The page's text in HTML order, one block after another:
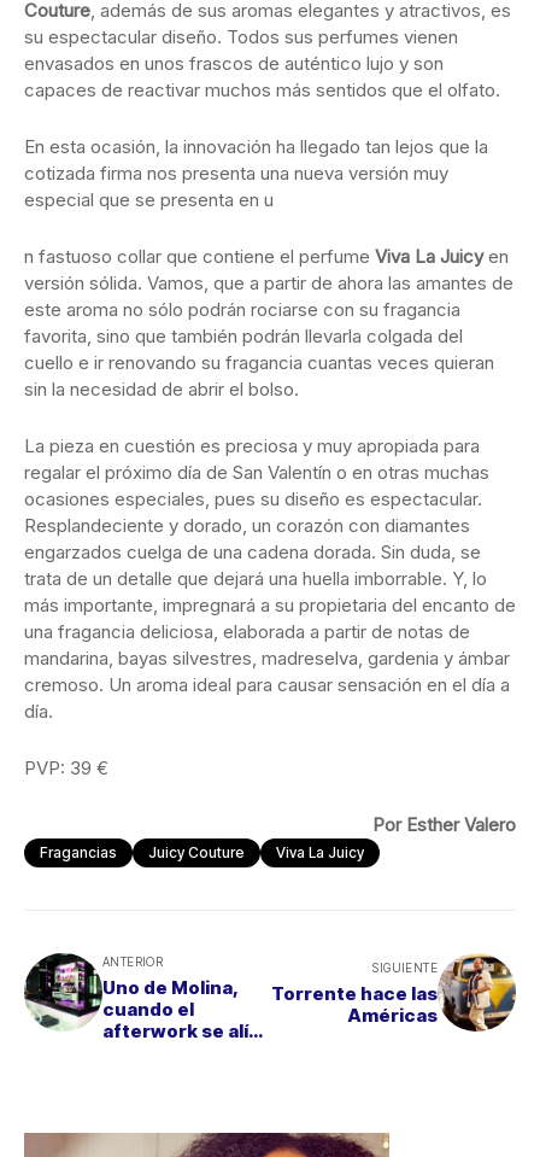
Couture, además de sus aromas elegantes y atractivos, es
su espectacular diseño. Todos sus perfumes vienen
envasados en unos frascos de auténtico lujo y son
capaces de reactivar muchos más sentidos que el olfato.
En esta ocasión, la innovación ha llegado tan lejos que la
cotizada firma nos presenta una nueva versión muy
especial que se presenta en u
n fastuoso collar que contiene el perfume Viva La Juicyen
versión sólida. Vamos, que a partir de ahora las amantes de
este aroma no sólo podrán rociarse con su fragancia
favorita, sino que también podrán llevarla colgada del
cuello e ir renovando su fragancia cuantas veces quieran
sin la necesidad de abrir el bolso.
La pieza en cuestión es preciosa y muy apropiada para
regalar el próximo día de San Valentín o en otras muchas
ocasiones especiales, pues su diseño es espectacular.
Resplandeciente y dorado, un corazón con diamantes
engarzados cuelga de una cadena dorada. Sin duda, se
trata de un detalle que dejará una huella imborrable. Y, lo
más importante, impregnará a su propietaria del encanto de
una fragancia deliciosa, elaborada a partir de notas de
mandarina, bayas silvestres, madreselva, gardenia y ámbar
cremoso. Un aroma ideal para causar sensación en el día a
día.
PVP: 39 €
Por Esther Valero
Fragancias Juicy Couture Viva La Juicy
ANTERIOR
Uno de Molina,
cuando el
afterwork se alía
SIGUIENTE
Torrente hace las
Américas